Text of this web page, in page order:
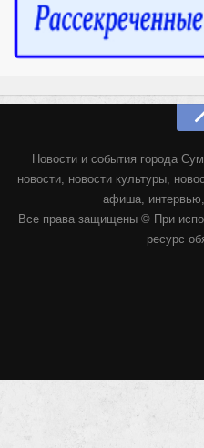
Новости и события города
новости, новости культуры,
афиша, интервью,
Все права защищены © При
ресурс